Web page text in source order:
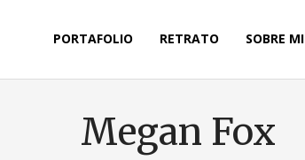
PORTAFOLIO RETRATO SOBRE MI
Megan Fox